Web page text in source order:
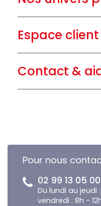
Espace client
Contact &
Pour nous
02 99 13 05 00
Du lundi au jeudi
vendredi : 8h -